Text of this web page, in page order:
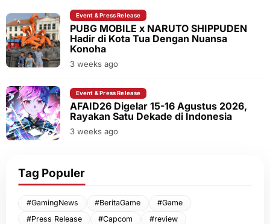
Event & Press Release
PUBG MOBILE x NARUTO SHIPPUDEN
Hadir di Kota Tua Dengan Nuansa
Konoha
3 weeks ago
Event & Press Release
AFAID26 Digelar 15-16 Agustus 2026,
Rayakan Satu Dekade di Indonesia
3 weeks ago
Tag Populer
#GamingNews #BeritaGame
#Game
#Press Release
#Capcom
#review